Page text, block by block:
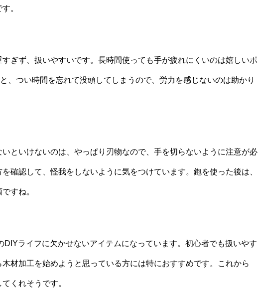
。
ぎず、扱いやすいです。長時間使っても手が疲れにくいのは嬉しいポ
、つい時間を忘れて没頭してしまうので、労力を感じないのは助かり
といけないのは、やっぱり刃物なので、手を切らないように注意が必
確認して、怪我をしないように気をつけています。鉋を使った後は、
すね。
DIYライフに欠かせないアイテムになっています。初心者でも扱いやす
材加工を始めようと思っている方には特におすすめです。これから
くれそうです。